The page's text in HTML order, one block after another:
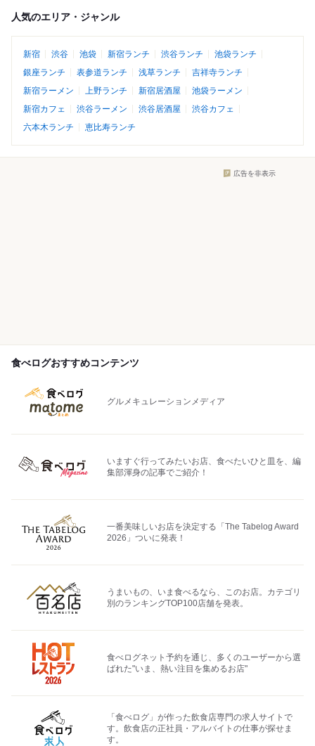
人気のエリア・ジャンル
新宿 渋谷 池袋 新宿ランチ 渋谷ランチ
池袋ランチ
銀座ランチ
表参道ランチ 浅草ランチ
吉祥寺ランチ
新宿ラーメン
上野ランチ 新宿居酒屋
池袋ラーメン
新宿カフェ
渋谷ラーメン 渋谷居酒屋
渋谷カフェ
六本木ランチ
恵比寿ランチ
広告を非表示
食べログおすすめコンテンツ
グルメキュレーションメディア
いますぐ行ってみたいお店、食べたいひと皿を、編
集部渾身の記事でご紹介！
一番美味しいお店を決定する「The Tabelog Award
2026」ついに発表！
うまいもの、いま食べるなら、このお店。カテゴリ
別のランキングTOP100店舗を発表。
食べログネット予約を通じ、多くのユーザーから選
ばれた"いま、熱い注目を集めるお店"
「食べログ」が作った飲食店専門の求人サイトで
す。飲食店の正社員・アルバイトの仕事が探せま
す。